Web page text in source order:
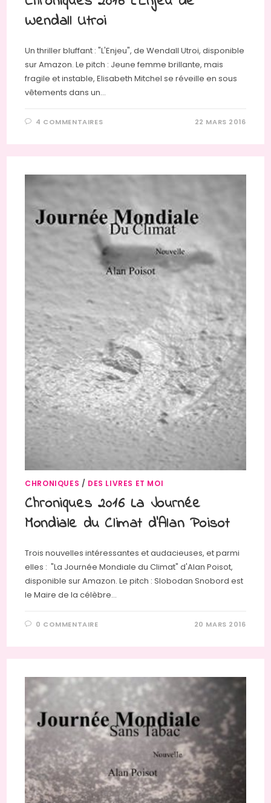
Wendall Utroi
Un thriller bluffant : "L'Enjeu", de Wendall Utroi, disponible
sur Amazon. Le pitch : Jeune femme brillante, mais
fragile et instable, Elisabeth Mitchel se réveille en sous
vêtements dans un…
4 COMMENTAIRES 22 MARS 2016
CHRONIQUES / DES LIVRES ET MOI
Chroniques 2016 La Journée
Mondiale du Climat d’Alan Poisot
Trois nouvelles intéressantes et audacieuses, et parmi
elles : "La Journée Mondiale du Climat" d'Alan Poisot,
disponible sur Amazon. Le pitch : Slobodan Snobord est
le Maire de la célèbre…
0 COMMENTAIRE 20 MARS 2016